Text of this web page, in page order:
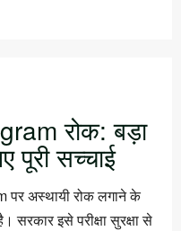
रोक: बड़ा
पूरी सच्चाई
अस्थायी रोक लगाने के
इसे परीक्षा सुरक्षा से